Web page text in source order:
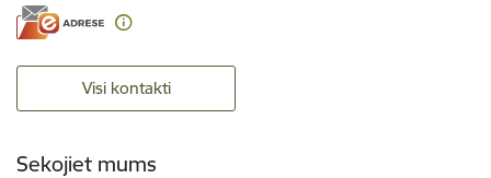
Visi kontakti
Sekojiet mums